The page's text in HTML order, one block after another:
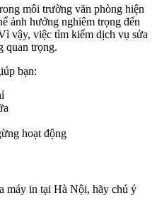
môi trường văn phòng hiện
ảnh hưởng nghiêm trọng đến
vậy, việc tìm kiếm dịch vụ sửa
quan trọng.
bạn:
hoạt động
máy in tại Hà Nội, hãy chú ý